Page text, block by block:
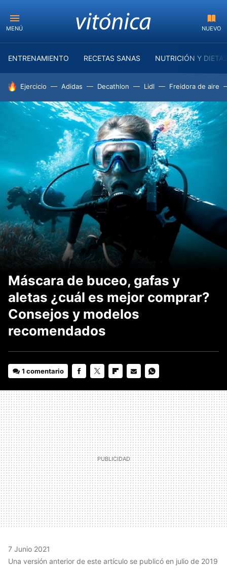
MENÚ NUEVO
ENTRENAMIENTO RECETAS SANAS NUTRICIÓN Y
HOY SE HABLA DE
Ejercicio Adidas Decathlon Lidl Freidora de aire
Máscara de buceo, gafas y
aletas ¿cuál es mejor comprar?
Consejos y modelos
recomendados
1 comentario
MAIL
7 Junio 2021
Una versión anterior de este artículo se publicó en julio de 2019